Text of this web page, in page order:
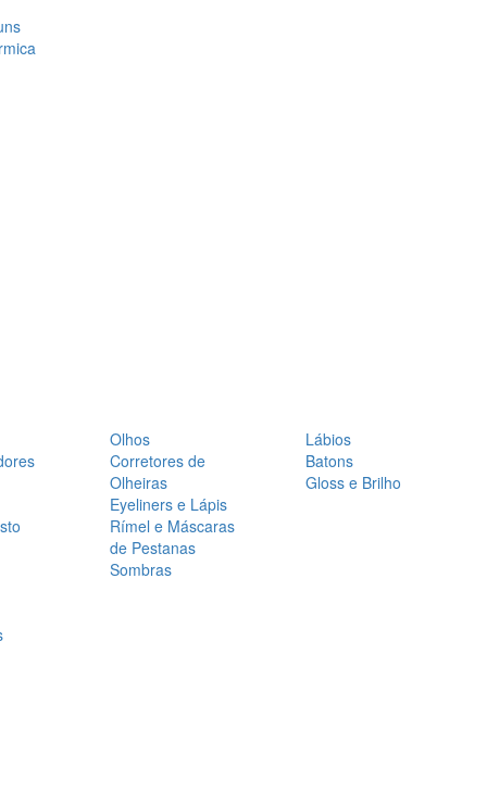
Olhos
Corretores de
Olheiras
Eyeliners e Lápis
Rímel e Máscaras
de Pestanas
Sombras
Lábios
Batons
Gloss e Brilho